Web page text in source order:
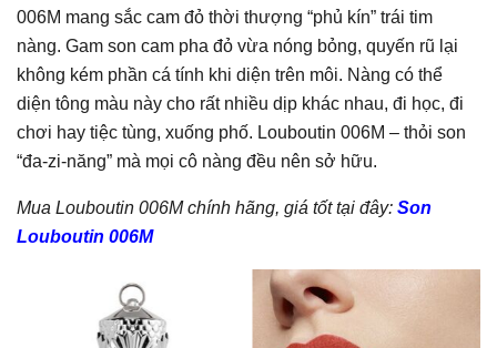
006M mang sắc cam đỏ thời thượng “phủ kín” trái tim
nàng. Gam son cam pha đỏ vừa nóng bỏng, quyến rũ lại
không kém phần cá tính khi diện trên môi. Nàng có thể
diện tông màu này cho rất nhiều dịp khác nhau, đi học, đi
chơi hay tiệc tùng, xuống phố. Louboutin 006M – thỏi son
“đa-zi-năng” mà mọi cô nàng đều nên sở hữu.
Mua Louboutin 006M chính hãng, giá tốt tại đây: Son
Louboutin 006M